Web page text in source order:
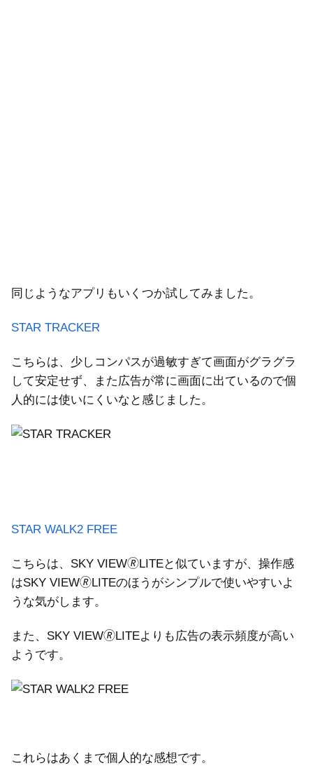
同じようなアプリもいくつか試してみました。
STAR TRACKER
こちらは、少しコンパスが過敏すぎて画面がグラグラ
して安定せず、また広告が常に画面に出ているので個
人的には使いにくいなと感じました。
STAR WALK2 FREE
こちらは、SKY VIEW🄬LITEと似ていますが、操作感
はSKY VIEW🄬LITEのほうがシンプルで使いやすいよ
うな気がします。
また、SKY VIEW🄬LITEよりも広告の表示頻度が高い
ようです。
これらはあくまで個人的な感想です。